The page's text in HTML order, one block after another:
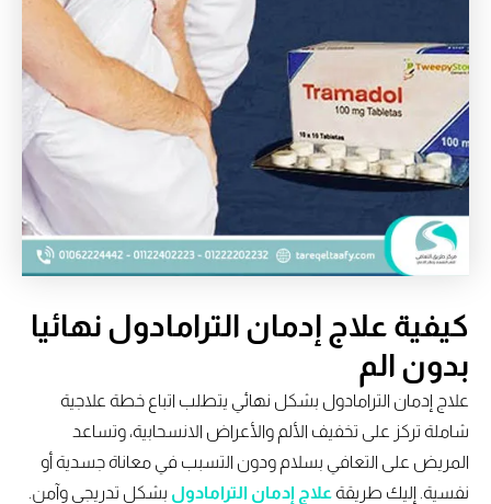
كيفية علاج إدمان الترامادول نهائيا
بدون الم
علاج إدمان الترامادول بشكل نهائي يتطلب اتباع خطة علاجية
شاملة تركز على تخفيف الألم والأعراض الانسحابية، وتساعد
المريض على التعافي بسلام ودون التسبب في معاناة جسدية أو
نفسية. إليك طريقةعلاج إدمان الترامادول بشكل تدريجي وآمن.